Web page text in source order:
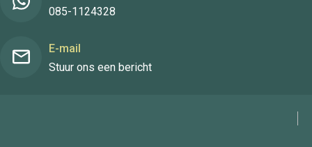
085-1124328
E-mail
Stuur ons een bericht